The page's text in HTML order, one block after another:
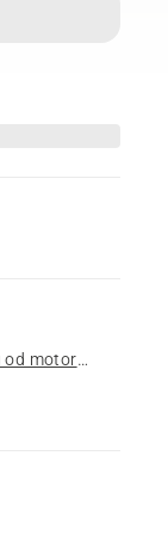
motorne testere